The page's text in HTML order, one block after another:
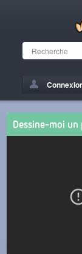
Dessine-moi un